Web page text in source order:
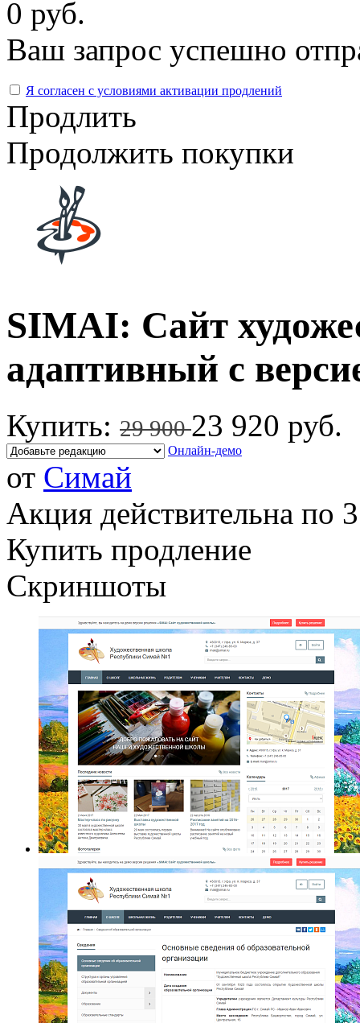
0 руб.
Ваш запрос успешно
Я согласен с условиями активации продлений
Продлить
Продолжить покупки
SIMAI: Сайт
адаптивный с
Купить: 29 90023 920 руб.
Онлайн-демо
от Симай
Акция действительна по
Купить продление
Скриншоты